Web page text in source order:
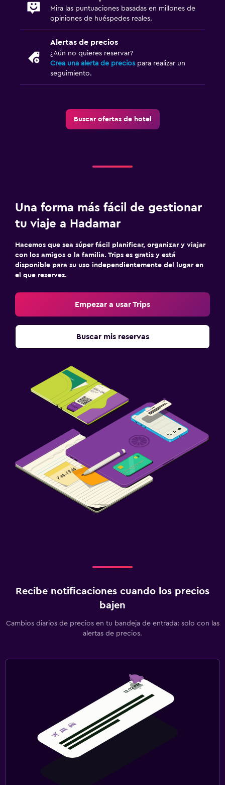
Mira las puntuaciones basadas en millones de
opiniones de huéspedes reales.
Alertas de precios
¿Aún no quieres reservar?
Crea una alerta de precios para realizar un
seguimiento.
Buscar ofertas de hotel
Una forma más fácil de gestionar
tu viaje a Hadamar
Hacemos que sea súper fácil planificar, organizar y viajar
con los amigos o la familia. Trips es gratis y está
disponible para su uso independientemente del lugar en
el que reserves.
Empezar a usar Trips
Buscar mis reservas
Recibe notificaciones cuando los precios
bajen
Cambios diarios de precios en tu bandeja de entrada: solo con las
alertas de precios.